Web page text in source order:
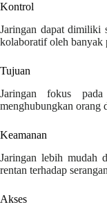
Kontrol
Jaringan dapat dimiliki
kolaboratif oleh banyak
Tujuan
Jaringan fokus
menghubungkan orang
Keamanan
Jaringan lebih mudah
rentan terhadap
Akses